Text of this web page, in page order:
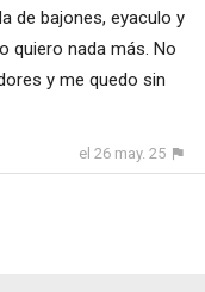
de bajones, eyaculo y
quiero nada más. No
y me quedo sin
el 26 may. 25